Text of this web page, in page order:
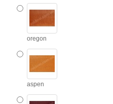
oregon
aspen